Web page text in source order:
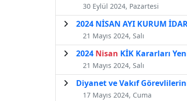
30 Eylül 2024, Pazartesi
2024 NİSAN AYI KURUM
21 Mayıs 2024, Salı
2024 Nisan KİK Kararları
21 Mayıs 2024, Salı
Diyanet ve Vakıf
17 Mayıs 2024, Cuma